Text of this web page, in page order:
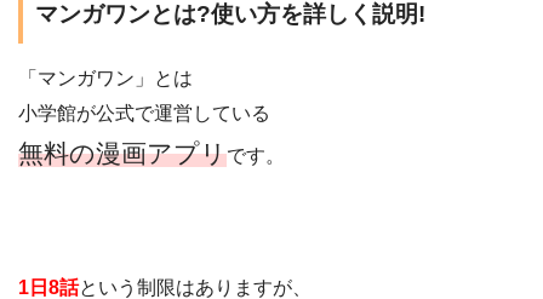
マンガワンとは?使い方を詳しく説明!
「マンガワン」とは
小学館が公式で運営している
無料の漫画アプリです。
1日8話という制限はありますが、